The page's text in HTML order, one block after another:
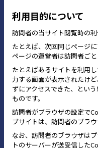
利用目的について
訪問者の当サイト閲覧時の利
たとえば、次回同じページ
ページの運営者は訪問者ご
たとえばあるサイトを利用
力する画面が表示されたけ
ずにアクセスできた、とい
ものです。
訪問者がブラウザの設定で
ブサイトは、訪問者のブラ
なお、訪問者のブラウザは
トのサーバーが送受信した